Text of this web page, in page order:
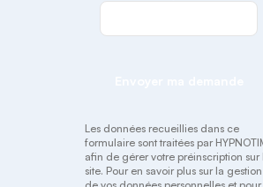
Les données recueillies dans ce
formulaire sont traitées par
afin de gérer votre préinscription sur
site. Pour en savoir plus sur la gestion